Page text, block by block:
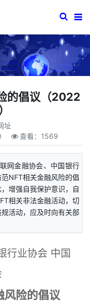
的倡议（2022
址
查看： 1569
网金融协会、中国银行
NFT相关金融风险的倡
增强自我保护意识，自
相关非法金融活动，切
活动，应及时向有关部
行业协会 中国
风险的倡议